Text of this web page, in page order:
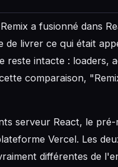
a fusionné dans
livrer ce qui était
reste intacte : loaders,
comparaison,
serveur React, le
Vercel. Les
différentes de